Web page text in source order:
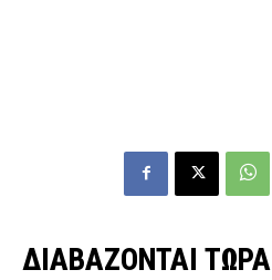
ΔΙΑΒΑΖΟΝΤΑΙ ΤΩΡΑ